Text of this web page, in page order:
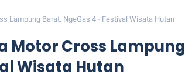
Lampung Barat, NgeGas 4 - Festival Wisata Hutan
Motor Cross Lampung
Wisata Hutan